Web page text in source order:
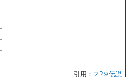
２?９伝説